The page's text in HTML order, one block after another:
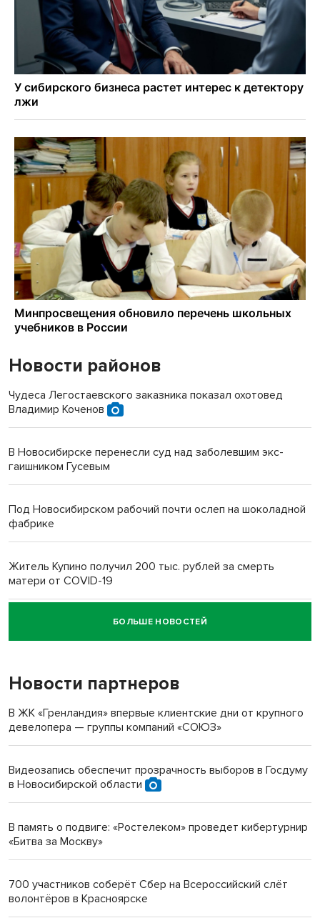
Новости районов
Чудеса Легостаевского заказника показал охотовед
Владимир Коченов
В Новосибирске перенесли суд над заболевшим экс-
гаишником Гусевым
Под Новосибирском рабочий почти ослеп на шоколадной
фабрике
Житель Купино получил 200 тыс. рублей за смерть
матери от COVID-19
Новосибирский суд наказал водителя за смерть
пенсионерки на вокзале
«Мы живём на пастбище!»: в новосибирском селе лошади
терроризируют жителей
Новосибирский преподаватель с женой вошли в топ-16
БОЛЬШЕ НОВОСТЕЙ
Новости партнеров
В ЖК «Гренландия» впервые клиентские дни от крупного
девелопера — группы компаний «СОЮЗ»
Видеозапись обеспечит прозрачность выборов в Госдуму
в Новосибирской области
В память о подвиге: «Ростелеком» проведет кибертурнир
«Битва за Москву»
700 участников соберёт Сбер на Всероссийский слёт
волонтёров в Красноярске